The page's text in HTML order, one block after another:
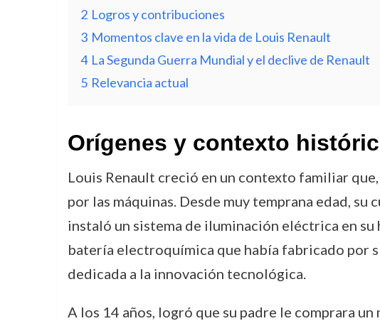
2 Logros y contribuciones
3 Momentos clave en la vida de Louis Renault
4 La Segunda Guerra Mundial y el declive de Renault
5 Relevancia actual
Orígenes y contexto
Louis Renault creció en un contexto familiar
por las máquinas. Desde muy temprana edad,
instaló un sistema de iluminación eléctrica en
batería electroquímica que había fabricado por
dedicada a la innovación tecnológica.
A los 14 años, logró que su padre le comprara